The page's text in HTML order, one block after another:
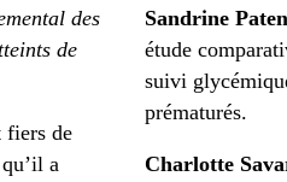
des
de
fiers de
a
Sandrine
étude
suivi
prématurés.
Charlotte